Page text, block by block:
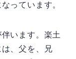
っています。
います。楽土
、父を、兄